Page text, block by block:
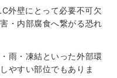
外壁にとって必要不可欠
・内部腐食へ繋がる恐れ
雨・凍結といった外部環
やすい部位でもありま